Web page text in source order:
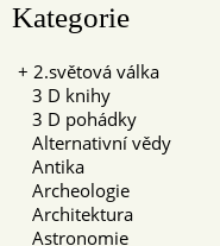
Kategorie
+ 2.světová válka
3 D knihy
3 D pohádky
Alternativní vědy
Antika
Archeologie
Architektura
Astronomie